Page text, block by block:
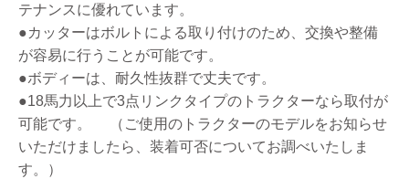
テナンスに優れています。
●カッターはボルトによる取り付けのため、交換や整備
が容易に行うことが可能です。
●ボディーは、耐久性抜群で丈夫です。
●18馬力以上で3点リンクタイプのトラクターなら取付が
可能です。 （ご使用のトラクターのモデルをお知らせ
いただけましたら、装着可否についてお調べいたしま
す。）